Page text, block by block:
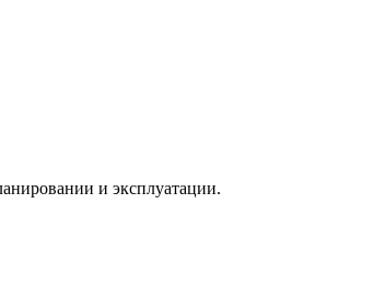
и эксплуатации.